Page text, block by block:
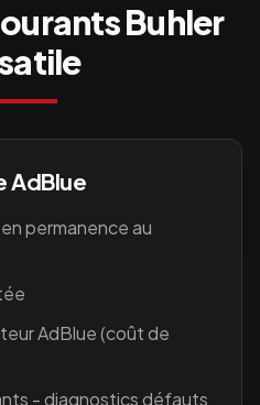
Buhler
AdBlue
permanence au
AdBlue (coût de
- diagnostics défauts